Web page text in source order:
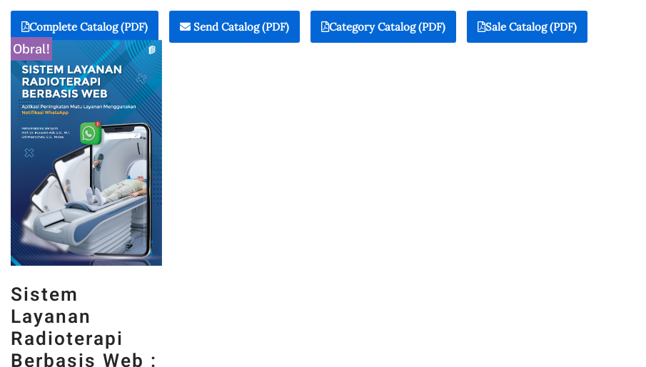
Complete Catalog (PDF) Send Catalog (PDF) Category Catalog (PDF) Sale Catalog (PDF)
Obral!
Sistem
Layanan
Radioterapi
Berbasis Web :